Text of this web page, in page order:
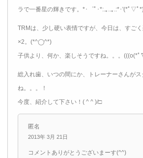
ラで一番星の輝きです。*･゜ﾟ･*:.｡..｡.:*･'(*ﾟ▽ﾟ
TRMは、少し硬い表情ですが、今日は、すご
×2。(*^◯^*)
子供より、何か、楽しそうですね。。。(((o(*
総入れ歯、いつの間にか、トレーナーさんが
ね。。。！
今度、紹介して下さい！( ^ ^ )/□
匿名
2013年 3月 21日
コメントありがとうございまーす(^^)